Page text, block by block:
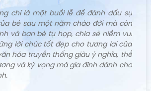
chỉ là một buổi lễ để đánh dấu sự
bé sau một năm chào đời mà còn
và bạn bè tụ họp, chia sẻ niềm vui
lời chúc tốt đẹp cho tương lai của
hóa truyền thống giàu ý nghĩa, thể
và kỳ vọng mà gia đình dành cho